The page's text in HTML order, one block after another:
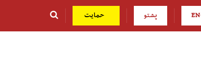
پشتو حمایت